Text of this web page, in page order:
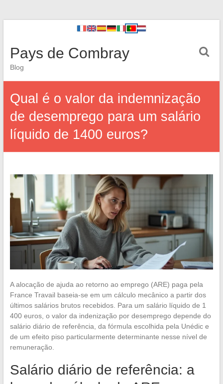
Pays de Combray
Blog
Qual é o valor da indemnização
de desemprego para um salário
líquido de 1400 euros?
A alocação de ajuda ao retorno ao emprego (ARE) paga pela
France Travail baseia-se em um cálculo mecânico a partir dos
últimos salários brutos recebidos. Para um salário líquido de 1
400 euros, o valor da indenização por desemprego depende do
salário diário de referência, da fórmula escolhida pela Unédic e
de um efeito piso particularmente determinante nesse nível de
remuneração.
Salário diário de referência: a